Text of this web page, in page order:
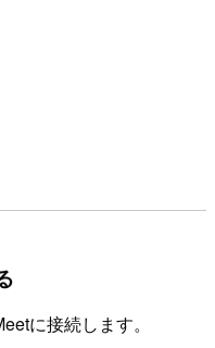
に接続します。